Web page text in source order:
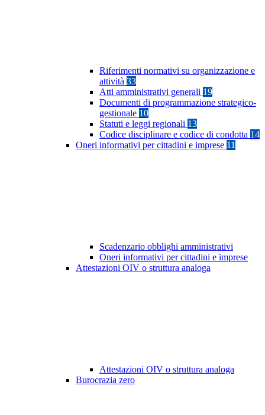
Riferimenti normativi su organizzazione e
attività 33
Atti amministrativi generali 19
Documenti di programmazione strategico-
gestionale 10
Statuti e leggi regionali 13
Codice disciplinare e codice di condotta 14
Oneri informativi per cittadini e imprese 11
Scadenzario obblighi amministrativi
Oneri informativi per cittadini e imprese
Attestazioni OIV o struttura analoga
Attestazioni OIV o struttura analoga
Burocrazia zero